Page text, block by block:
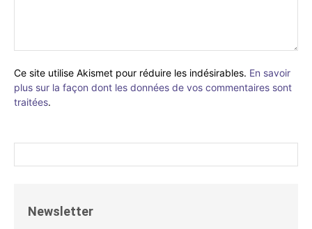
Ce site utilise Akismet pour réduire les indésirables. En savoir
plus sur la façon dont les données de vos commentaires sont
traitées.
Newsletter